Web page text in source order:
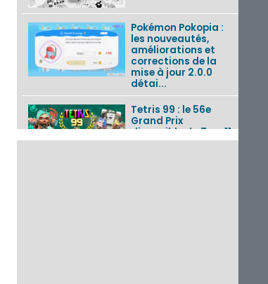
Pokémon Pokopia :
les nouveautés,
améliorations et
corrections de la
mise à jour 2.0.0
détai...
Tetris 99 : le 56e
Grand Prix
disponible du 7 au 11
août 2026 avec un